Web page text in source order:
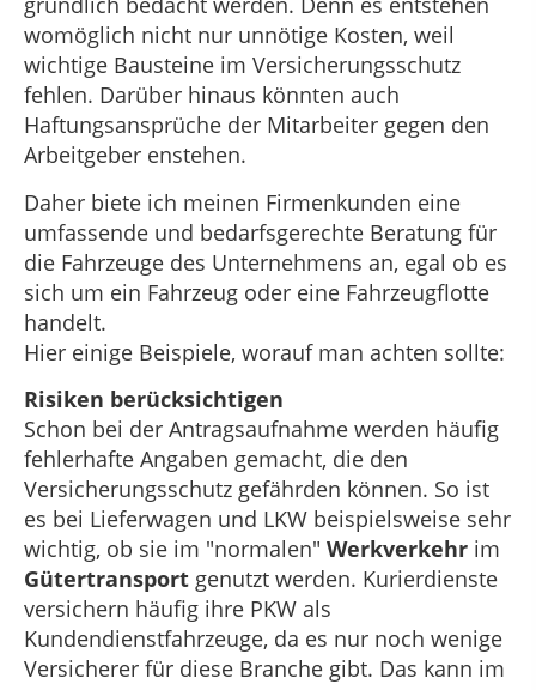
womöglich nicht nur unnötige Kosten, weil
wichtige Bausteine im Versicherungsschutz
fehlen. Darüber hinaus könnten auch
Haftungsansprüche der Mitarbeiter gegen den
Arbeitgeber enstehen.
Daher biete ich meinen Firmenkunden eine
umfassende und bedarfsgerechte Beratung für
die Fahrzeuge des Unternehmens an, egal ob es
sich um ein Fahrzeug oder eine Fahrzeugflotte
handelt.
Hier einige Beispiele, worauf man achten sollte:
Risiken berücksichtigen
Schon bei der Antragsaufnahme werden häufig
fehlerhafte Angaben gemacht, die den
Versicherungsschutz gefährden können. So ist
es bei Lieferwagen und LKW beispielsweise sehr
wichtig, ob sie im "normalen" Werkverkehr im
Gütertransport genutzt werden. Kurierdienste
versichern häufig ihre PKW als
Kundendienstfahrzeuge, da es nur noch wenige
Versicherer für diese Branche gibt. Das kann im